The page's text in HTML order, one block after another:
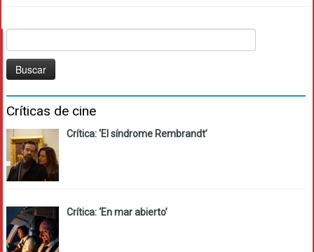
Críticas de cine
Crítica: ‘El síndrome Rembrandt’
Crítica: ‘En mar abierto’